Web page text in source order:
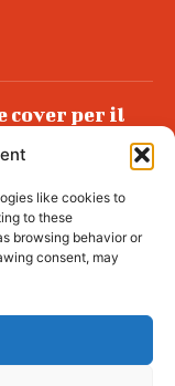
like cookies to
to these
browsing behavior or
consent, may
cover per il